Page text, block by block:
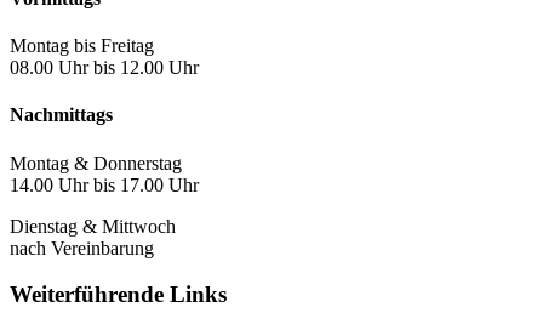
Montag bis Freitag
08.00 Uhr bis 12.00 Uhr
Nachmittags
Montag & Donnerstag
14.00 Uhr bis 17.00 Uhr
Dienstag & Mittwoch
nach Vereinbarung
Weiterführende Links